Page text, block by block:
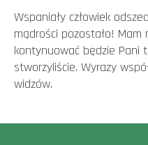
Wspaniały człowiek
mądrości pozostało! Mam
kontynuować będzie Pani
stworzyliście. Wyrazy
widzów.